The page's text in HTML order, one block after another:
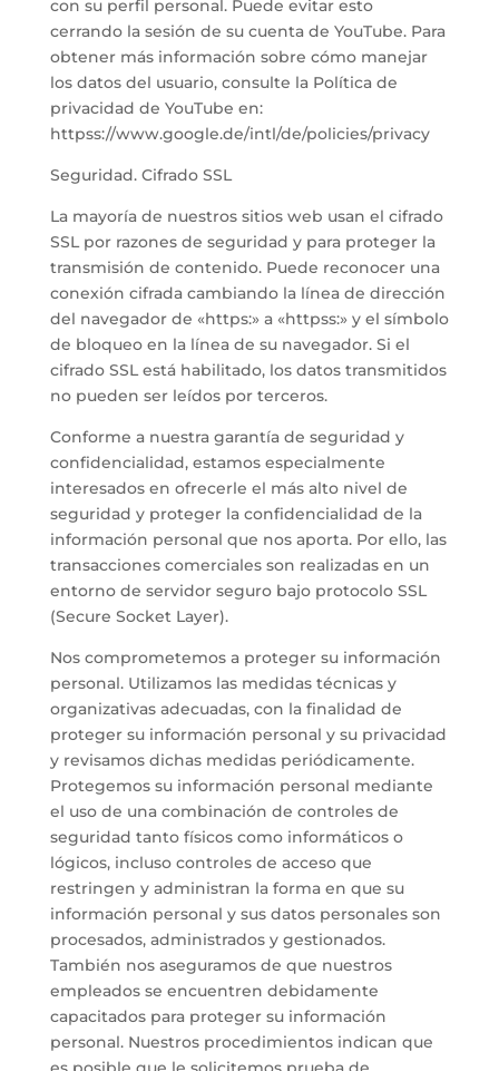
con su perfil personal. Puede evitar esto
cerrando la sesión de su cuenta de YouTube. Para
obtener más información sobre cómo manejar
los datos del usuario, consulte la Política de
privacidad de YouTube en:
httpss://www.google.de/intl/de/policies/privacy
Seguridad. Cifrado SSL
La mayoría de nuestros sitios web usan el cifrado
SSL por razones de seguridad y para proteger la
transmisión de contenido. Puede reconocer una
conexión cifrada cambiando la línea de dirección
del navegador de «https:» a «httpss:» y el símbolo
de bloqueo en la línea de su navegador. Si el
cifrado SSL está habilitado, los datos transmitidos
no pueden ser leídos por terceros.
Conforme a nuestra garantía de seguridad y
confidencialidad, estamos especialmente
interesados en ofrecerle el más alto nivel de
seguridad y proteger la confidencialidad de la
información personal que nos aporta. Por ello, las
transacciones comerciales son realizadas en un
entorno de servidor seguro bajo protocolo SSL
(Secure Socket Layer).
Nos comprometemos a proteger su información
personal. Utilizamos las medidas técnicas y
organizativas adecuadas, con la finalidad de
proteger su información personal y su privacidad
y revisamos dichas medidas periódicamente.
Protegemos su información personal mediante
el uso de una combinación de controles de
seguridad tanto físicos como informáticos o
lógicos, incluso controles de acceso que
restringen y administran la forma en que su
información personal y sus datos personales son
procesados, administrados y gestionados.
También nos aseguramos de que nuestros
empleados se encuentren debidamente
capacitados para proteger su información
personal. Nuestros procedimientos indican que